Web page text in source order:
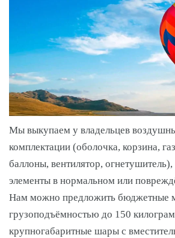
Мы выкупаем у владельцев
комплектации (оболочка, корзина,
баллоны, вентилятор,
элементы в нормальном или
Нам можно предложить бюджетные
грузоподъёмностью до 150
крупногабаритные шары с